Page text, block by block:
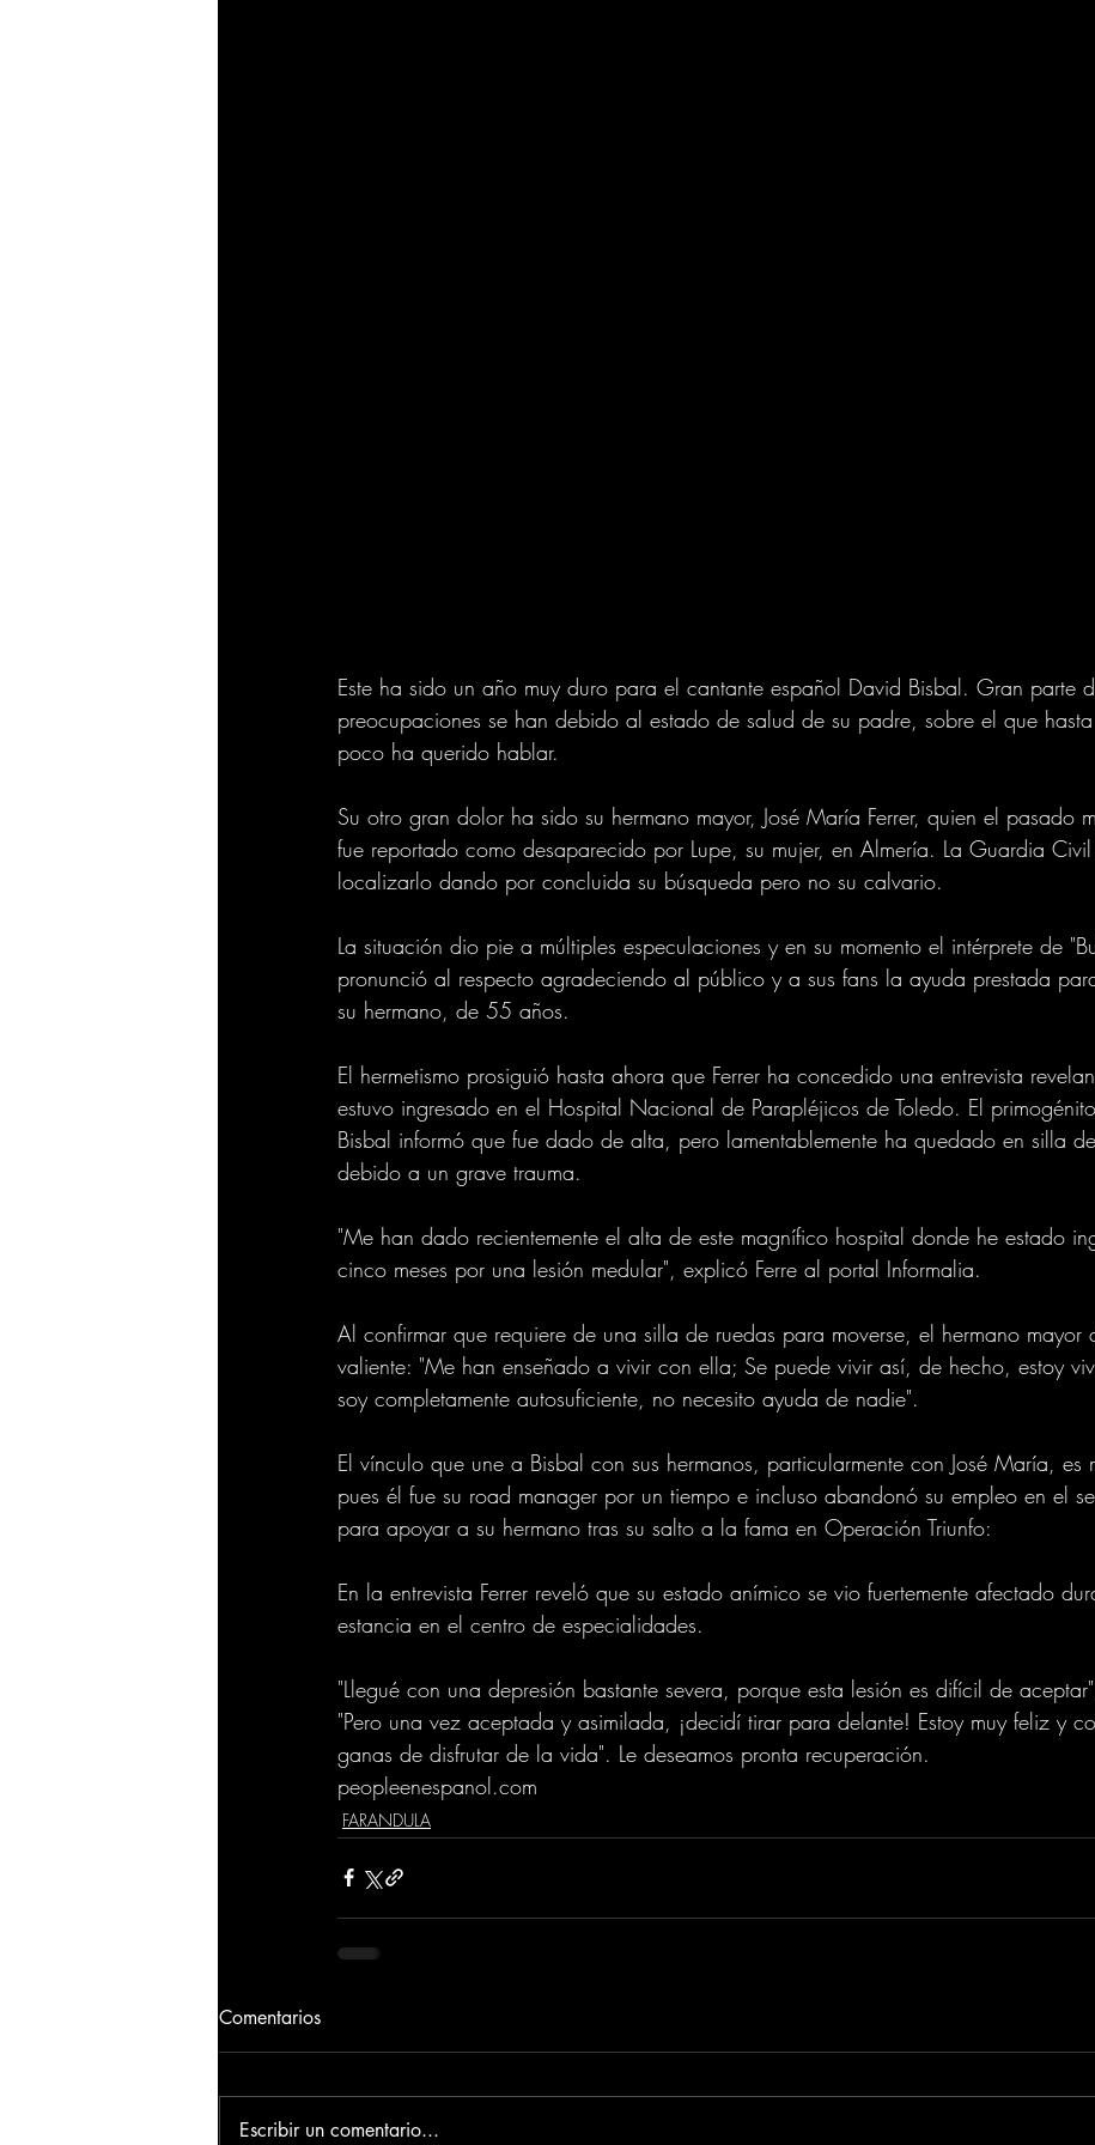
Este ha sido un año muy duro para el cantante español David Bisbal. Gran parte
preocupaciones se han debido al estado de salud de su padre, sobre el que
poco ha querido hablar.
Su otro gran dolor ha sido su hermano mayor, José María Ferrer, quien el pasado
fue reportado como desaparecido por Lupe, su mujer, en Almería. La Guardia
localizarlo dando por concluida su búsqueda pero no su calvario.
La situación dio pie a múltiples especulaciones y en su momento el intérprete de
pronunció al respecto agradeciendo al público y a sus fans la ayuda prestada
su hermano, de 55 años.
El hermetismo prosiguió hasta ahora que Ferrer ha concedido una entrevista
estuvo ingresado en el Hospital Nacional de Parapléjicos de Toledo. El
Bisbal informó que fue dado de alta, pero lamentablemente ha quedado en silla
debido a un grave trauma.
"Me han dado recientemente el alta de este magnífico hospital donde he estado
cinco meses por una lesión medular", explicó Ferre al portal Informalia.
Al confirmar que requiere de una silla de ruedas para moverse, el hermano mayor
valiente: "Me han enseñado a vivir con ella; Se puede vivir así, de hecho, estoy
soy completamente autosuficiente, no necesito ayuda de nadie".
El vínculo que une a Bisbal con sus hermanos, particularmente con José María, es
pues él fue su road manager por un tiempo e incluso abandonó su empleo en el
para apoyar a su hermano tras su salto a la fama en Operación Triunfo:
En la entrevista Ferrer reveló que su estado anímico se vio fuertemente afectado
estancia en el centro de especialidades.
"Llegué con una depresión bastante severa, porque esta lesión es difícil de
"Pero una vez aceptada y asimilada, ¡decidí tirar para delante! Estoy muy feliz y
ganas de disfrutar de la vida". Le deseamos pronta recuperación.
peopleenespanol.com
FARANDULA
Comentarios
Escribir un comentario...